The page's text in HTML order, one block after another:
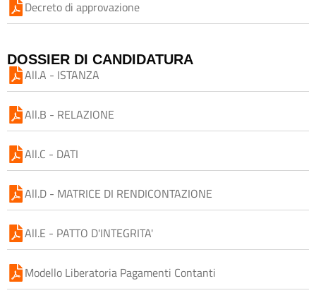
Decreto di approvazione
DOSSIER DI CANDIDATURA
All.A - ISTANZA
All.B - RELAZIONE
All.C - DATI
All.D - MATRICE DI RENDICONTAZIONE
All.E - PATTO D'INTEGRITA'
Modello Liberatoria Pagamenti Contanti